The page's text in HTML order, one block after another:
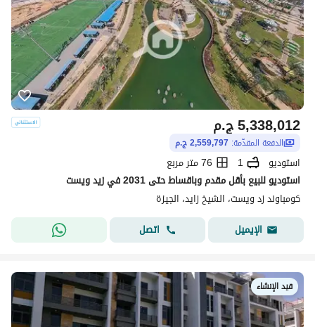
ج.م5,338,012
الدفعة المقدّمة: 2,559,797 ج.م
استوديو 1
76 متر مربع
استوديو للبيع بأقل مقدم وباقساط حتى 2031 في زيد ويست
كومباوند زد ويست، الشيخ زايد، الجيزة
الإيميل
اتصل
قيد الإنشاء